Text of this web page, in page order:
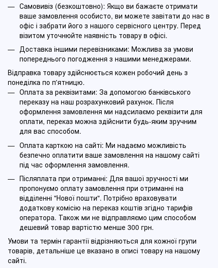
Самовивіз (безкоштовно): Якщо ви бажаєте отримати
ваше замовлення особисто, ви можете завітати до нас в
офіс і забрати його з нашого сервісного центру. Перед
візитом уточнюйте наявність товару в офісі.
Доставка іншими перевізниками: Можлива за умови
попереднього погодження з нашими менеджерами.
Відправка товару здійснюється кожен робочий день з
понеділка по п'ятницю.
Оплата за реквізитами: За допомогою банківського
переказу на наш розрахунковий рахунок. Після
оформлення замовлення ми надсилаємо реквізити для
оплати, переказ можна здійснити будь-яким зручним
для вас способом.
Оплата карткою на сайті: Ми надаємо можливість
безпечно оплатити ваше замовлення на нашому сайті
під час оформлення замовлення.
Післяплата при отриманні: Для вашої зручності ми
пропонуємо оплату замовлення при отриманні на
відділенні "Нової пошти". Потрібно враховувати
додаткову комісію на переказ коштів згідно тарифів
оператора. Також ми не відправляємо цим способом
дешевий товар вартістю менше 300 грн.
Умови та термін гарантії відрізняються для кожної групи
товарів, детальніше це вказано в описі товару на нашому
сайті.